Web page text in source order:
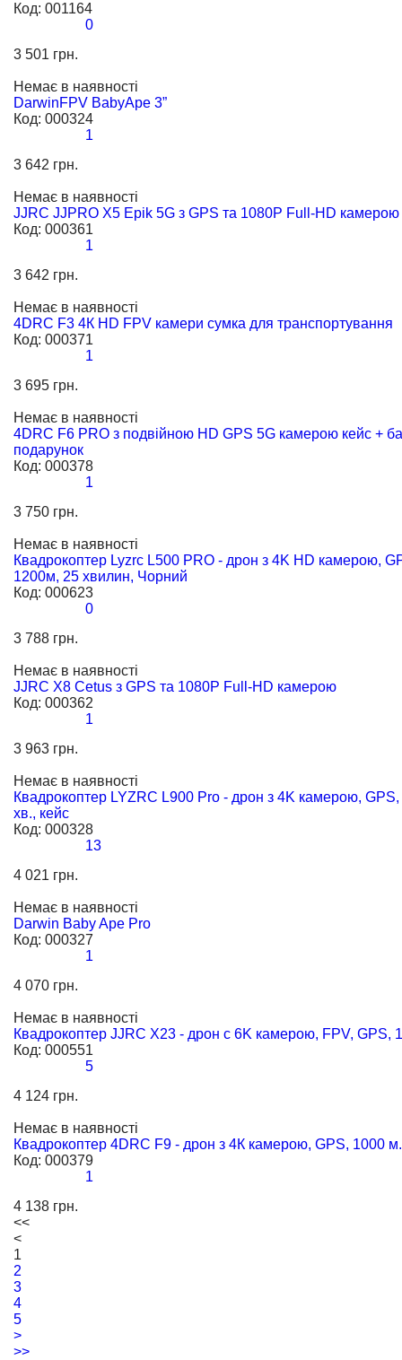
Код: 001164
0
3 501 грн.
Немає в наявності
DarwinFPV BabyApe 3”
Код: 000324
1
3 642 грн.
Немає в наявності
JJRC JJPRO X5 Epik 5G з GPS та 1080P Full-HD камерою
Код: 000361
1
3 642 грн.
Немає в наявності
4DRC F3 4К HD FPV камери сумка для транспортування
Код: 000371
1
3 695 грн.
Немає в наявності
4DRC F6 PRO з подвійною HD GPS 5G камерою кейс +
подарунок
Код: 000378
1
3 750 грн.
Немає в наявності
Квадрокоптер Lyzrc L500 PRO - дрон з 4K HD камерою,
1200м, 25 хвилин, Чорний
Код: 000623
0
3 788 грн.
Немає в наявності
JJRC X8 Cetus з GPS та 1080P Full-HD камерою
Код: 000362
1
3 963 грн.
Немає в наявності
Квадрокоптер LYZRC L900 Pro - дрон з 4K камерою,
хв., кейс
Код: 000328
13
4 021 грн.
Немає в наявності
Darwin Baby Ape Pro
Код: 000327
1
4 070 грн.
Немає в наявності
Квадрокоптер JJRC X23 - дрон с 6K камерою, FPV, GPS,
Код: 000551
5
4 124 грн.
Немає в наявності
Квадрокоптер 4DRC F9 - дрон з 4К камерою, GPS, 1000
Код: 000379
1
4 138 грн.
<<
<
1
2
3
4
5
>
>>